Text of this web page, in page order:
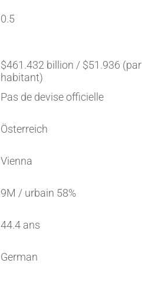
0.5
$461.432 billion / $51.936 (par
habitant)
Pas de devise officielle
Österreich
Vienna
9M / urbain 58%
44.4 ans
German